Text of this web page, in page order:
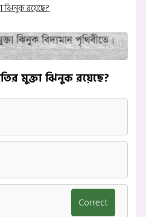
ঝিনুক রয়েছে?
মুক্তা ঝিনুক রয়েছে?
Correct